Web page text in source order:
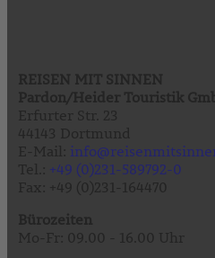
+49 (0)231-589792-0